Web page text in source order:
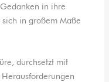
in ihre
in großem Maße
durchsetzt mit